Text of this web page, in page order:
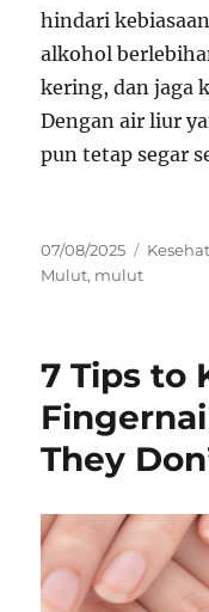
hindari
alkohol
kering, dan jaga
Dengan air liur
pun tetap segar
Posted
on
07/08/2025
Mulut, mulut
7 Tips to
They